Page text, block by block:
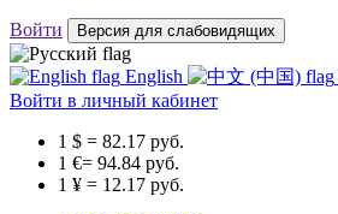
Войти Версия для слабовидящих
English
Войти в личный кабинет
1 $ = 82.17 руб.
1 €= 94.84 руб.
1 ¥ = 12.17 руб.